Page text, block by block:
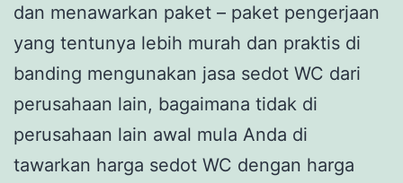
dan menawarkan paket – paket pengerjaan
yang tentunya lebih murah dan praktis di
banding mengunakan jasa sedot WC dari
perusahaan lain, bagaimana tidak di
perusahaan lain awal mula Anda di
tawarkan harga sedot WC dengan harga